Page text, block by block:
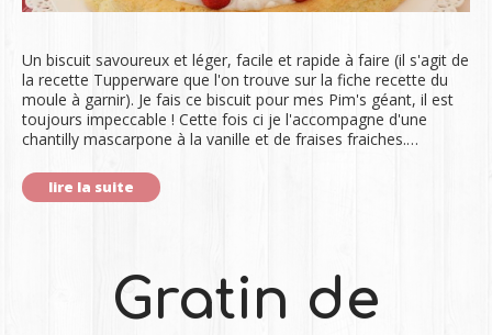
Un biscuit savoureux et léger, facile et rapide à faire (il s'agit de
la recette Tupperware que l'on trouve sur la fiche recette du
moule à garnir). Je fais ce biscuit pour mes Pim's géant, il est
toujours impeccable ! Cette fois ci je l'accompagne d'une
chantilly mascarpone à la vanille et de fraises fraiches.…
lire la suite
Gratin de